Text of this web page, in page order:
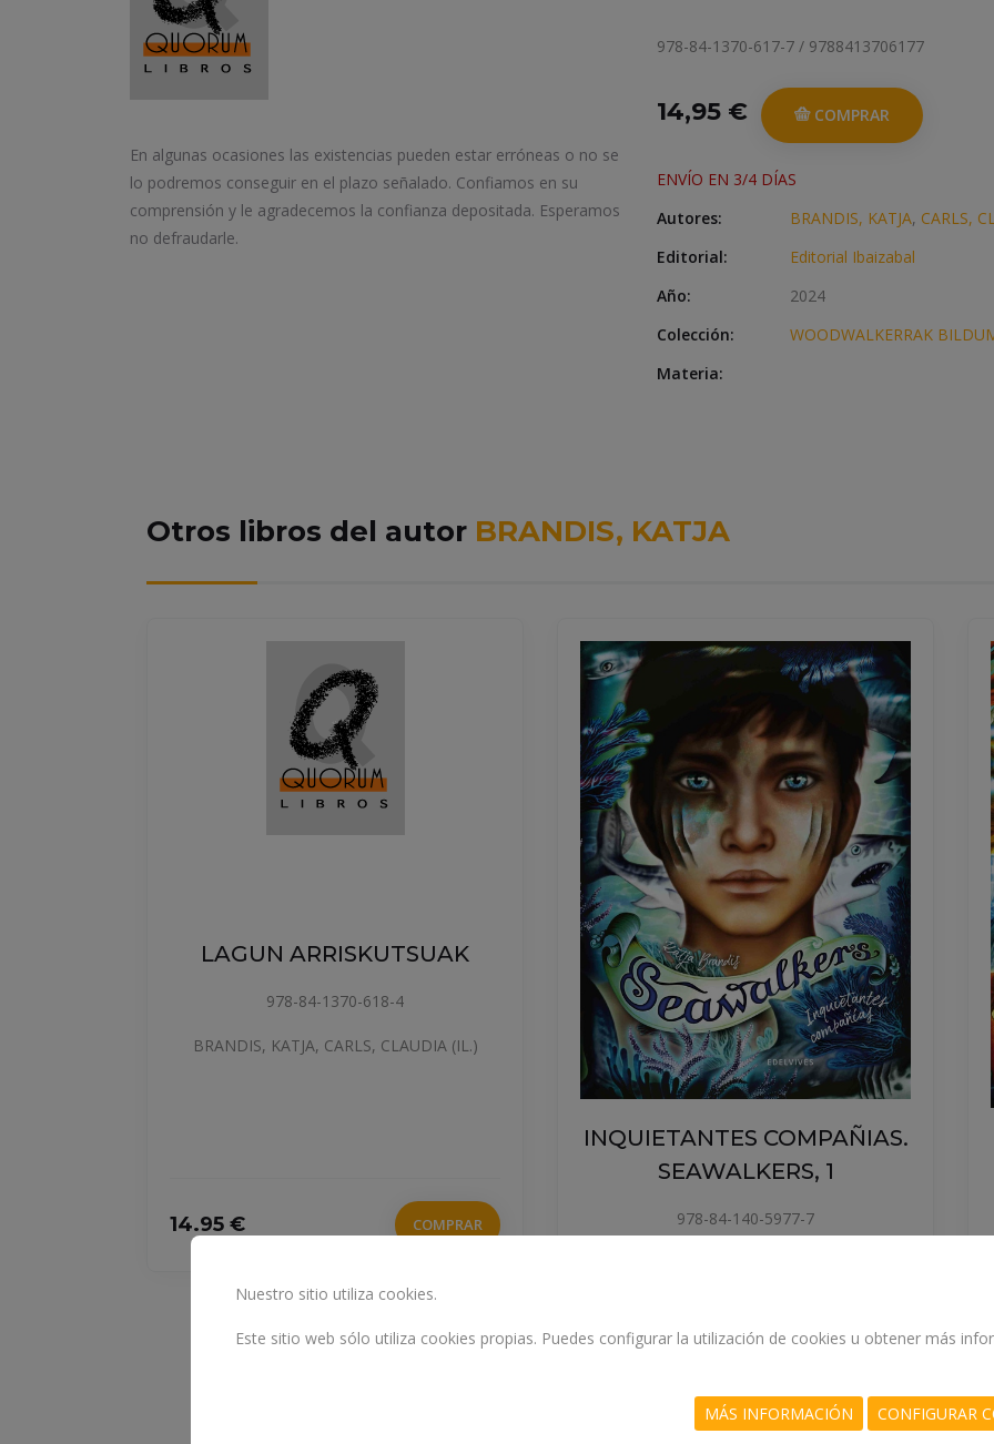
En algunas ocasiones las existencias pueden estar erróneas o no se
lo podremos conseguir en el plazo señalado. Confiamos en su
comprensión y le agradecemos la confianza depositada. Esperamos
no defraudarle.
978-84-1370-617-7 / 9788413706177
14,95 € COMPRAR
ENVÍO EN 3/4 DÍAS
Autores:
BRANDIS, KATJA, CARLS,
Editorial:
Editorial Ibaizabal
Año:
2024
Colección:
WOODWALKERRAK
Materia:
Otros libros del autor BRANDIS, KATJA
LAGUN ARRISKUTSUAK
978-84-1370-618-4
BRANDIS, KATJA, CARLS, CLAUDIA (IL.)
14.95 € COMPRAR
INQUIETANTES COMPAÑIAS.
SEAWALKERS, 1
978-84-140-5977-7
Nuestro sitio utiliza cookies.
Este sitio web sólo utiliza cookies propias. Puedes configurar la utilización de cookies u obtener más
MÁS INFORMACIÓN CONFIGURAR